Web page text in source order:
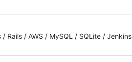
Rails / AWS / MySQL / SQLite / Jenkins